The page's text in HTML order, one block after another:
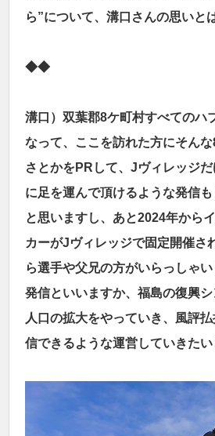
ら”について、溝口さんの思いと
◆◆
溝口）双葉郡8ケ町村すべてのハ
なって、ここを訪れた方にそん
さとかをPRして、Jヴィレッジ
に足を運んで頂けるような発信
と思いますし、あと2024年から
カーがJヴィレッジで固定開催さ
ら選手や父兄の方がいらっしゃ
発信といいますか、福島の復興
人口の拡大をやっていき、風評
信できるような運営していきたい